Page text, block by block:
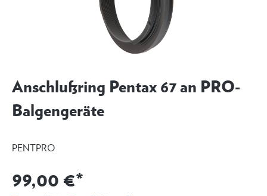
Anschlußring Pentax 67 an PRO-
Balgengeräte
PENTPRO
99,00 €*